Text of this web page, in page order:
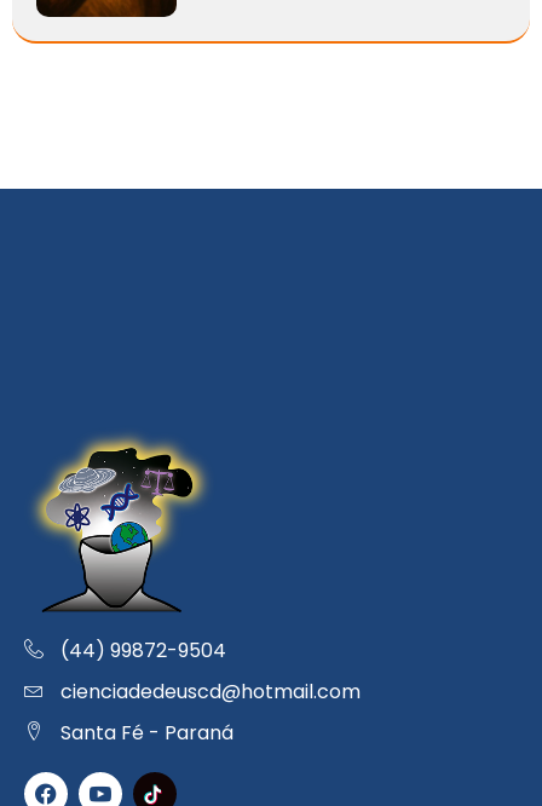
(44) 99872-9504
cienciadedeuscd@hotmail.com
Santa Fé - Paraná